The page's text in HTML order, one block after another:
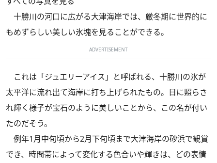
十勝川の河口に広がる大津海岸では、厳冬期に世界的に
もめずらしい美しい氷塊を見ることができる。
ADVERTISEMENT
これは「ジュエリーアイス」と呼ばれる、十勝川の氷が
太平洋に流れ出て海岸に打ち上げられたもの。日に照らさ
れ輝く様子が宝石のように美しいことから、この名が付い
たのだそう。
例年1月中旬頃から2月下旬頃まで大津海岸の砂浜で観賞
でき、時間帯によって変化する色合いや輝きは、どの表情